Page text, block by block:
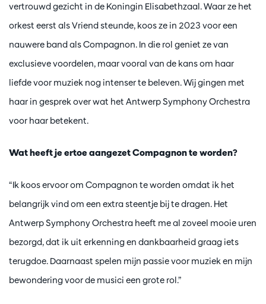
vertrouwd gezicht in de Koningin Elisabethzaal. Waar ze het
orkest eerst als Vriend steunde, koos ze in 2023 voor een
nauwere band als Compagnon. In die rol geniet ze van
exclusieve voordelen, maar vooral van de kans om haar
liefde voor muziek nog intenser te beleven. Wij gingen met
haar in gesprek over wat het Antwerp Symphony Orchestra
voor haar betekent.
Wat heeft je ertoe aangezet Compagnon te worden?
“Ik koos ervoor om Compagnon te worden omdat ik het
belangrijk vind om een extra steentje bij te dragen. Het
Antwerp Symphony Orchestra heeft me al zoveel mooie uren
bezorgd, dat ik uit erkenning en dankbaarheid graag iets
terugdoe. Daarnaast spelen mijn passie voor muziek en mijn
bewondering voor de musici een grote rol.”